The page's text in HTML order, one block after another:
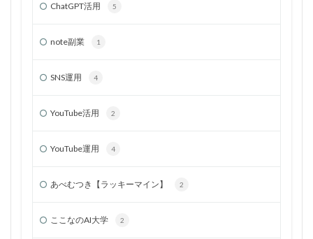
ChatGPT活用 5
note副業 1
SNS運用 4
YouTube活用 2
YouTube運用 4
あべむつき【ラッキーマイン】 2
ここなのAI大学 2